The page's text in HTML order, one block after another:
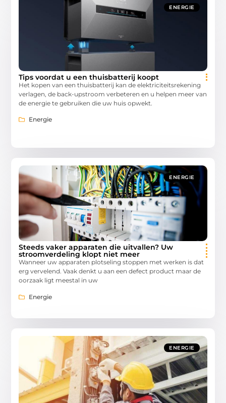
ENERGIE
Tips voordat u een thuisbatterij koopt
Het kopen van een thuisbatterij kan de elektriciteitsrekening
verlagen, de back-upstroom verbeteren en u helpen meer van
de energie te gebruiken die uw huis opwekt.
Energie
ENERGIE
Steeds vaker apparaten die uitvallen? Uw
stroomverdeling klopt niet meer
Wanneer uw apparaten plotseling stoppen met werken is dat
erg vervelend. Vaak denkt u aan een defect product maar de
oorzaak ligt meestal in uw
Energie
ENERGIE